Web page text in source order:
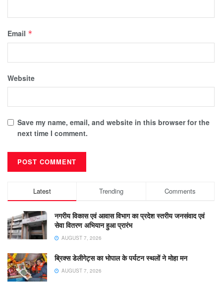
Email *
Website
Save my name, email, and website in this browser for the
next time I comment.
Latest Trending Comments
नगरीय विकास एवं आवास विभाग का प्रदेश स्तरीय जनसंवाद एवं
सेवा वितरण अभियान हुआ प्रारंभ
AUGUST 7, 2026
ब्रिक्स डेलीगेट्स का भोपाल के पर्यटन स्थलों ने मोहा मन
AUGUST 7, 2026